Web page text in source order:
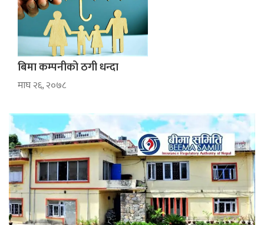
बिमा कम्पनीको ठगी धन्दा
माघ २६, २०७८